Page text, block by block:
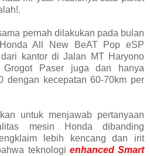
pernah dilakukan pada bulan
All New BeAT Pop eSP
kantor di Jalan MT Haryono
Paser juga dan hanya
dengan kecepatan 60-70km per
untuk menjawab pertanyaan
mesin Honda dibanding
lebih kencang dan irit
teknologi enhanced Smart